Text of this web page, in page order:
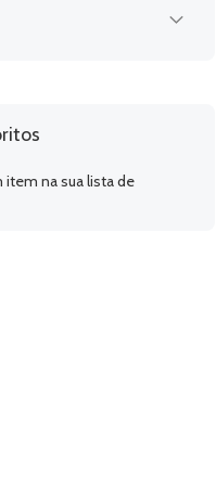
na sua lista de